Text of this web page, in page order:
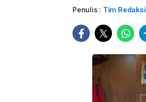
Penulis : Tim Redaksi